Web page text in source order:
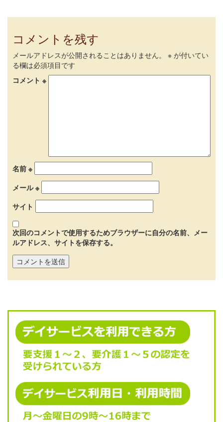
コメントを残す
メールアドレスが公開されることはありません。 ※ が付いてい
る欄は必須項目です
コメント ※
名前 ※
メール※
サイト
次回のコメントで使用するためブラウザーに自分の名前、メー
ルアドレス、サイトを保存する。